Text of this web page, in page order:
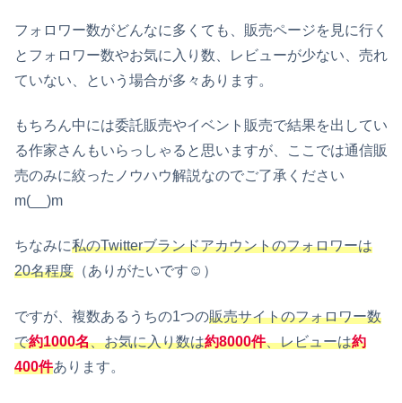
フォロワー数がどんなに多くても、販売ページを見に行く
とフォロワー数やお気に入り数、レビューが少ない、売れ
ていない、という場合が多々あります。
もちろん中には委託販売やイベント販売で結果を出してい
る作家さんもいらっしゃると思いますが、ここでは通信販
売のみに絞ったノウハウ解説なのでご了承ください
m(__)m
ちなみに私のTwitterブランドアカウントのフォロワーは
20名程度 （ありがたいです☺）
ですが、複数あるうちの1つの販売サイトのフォロワー数
で約1000名、お気に入り数は約8000件、レビューは約
400件あります。